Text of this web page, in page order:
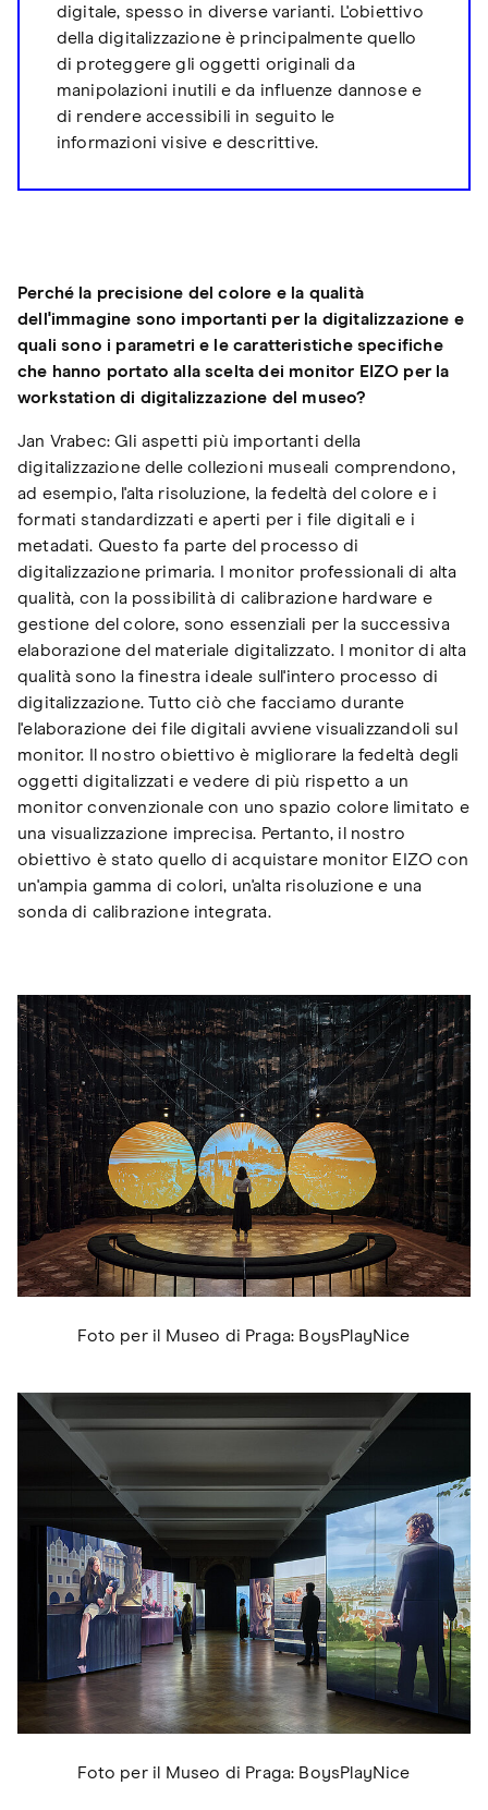
digitale, spesso in diverse varianti. L'obiettivo
della digitalizzazione è principalmente quello
di proteggere gli oggetti originali da
manipolazioni inutili e da influenze dannose e
di rendere accessibili in seguito le
informazioni visive e descrittive.
Perché la precisione del colore e la qualità
dell'immagine sono importanti per la digitalizzazione e
quali sono i parametri e le caratteristiche specifiche
che hanno portato alla scelta dei monitor EIZO per la
workstation di digitalizzazione del museo?
Jan Vrabec: Gli aspetti più importanti della
digitalizzazione delle collezioni museali comprendono,
ad esempio, l'alta risoluzione, la fedeltà del colore e i
formati standardizzati e aperti per i file digitali e i
metadati. Questo fa parte del processo di
digitalizzazione primaria. I monitor professionali di alta
qualità, con la possibilità di calibrazione hardware e
gestione del colore, sono essenziali per la successiva
elaborazione del materiale digitalizzato. I monitor di alta
qualità sono la finestra ideale sull'intero processo di
digitalizzazione. Tutto ciò che facciamo durante
l'elaborazione dei file digitali avviene visualizzandoli sul
monitor. Il nostro obiettivo è migliorare la fedeltà degli
oggetti digitalizzati e vedere di più rispetto a un
monitor convenzionale con uno spazio colore limitato e
una visualizzazione imprecisa. Pertanto, il nostro
obiettivo è stato quello di acquistare monitor EIZO con
un'ampia gamma di colori, un'alta risoluzione e una
sonda di calibrazione integrata.
Foto per il Museo di Praga: BoysPlayNice
Foto per il Museo di Praga: BoysPlayNice